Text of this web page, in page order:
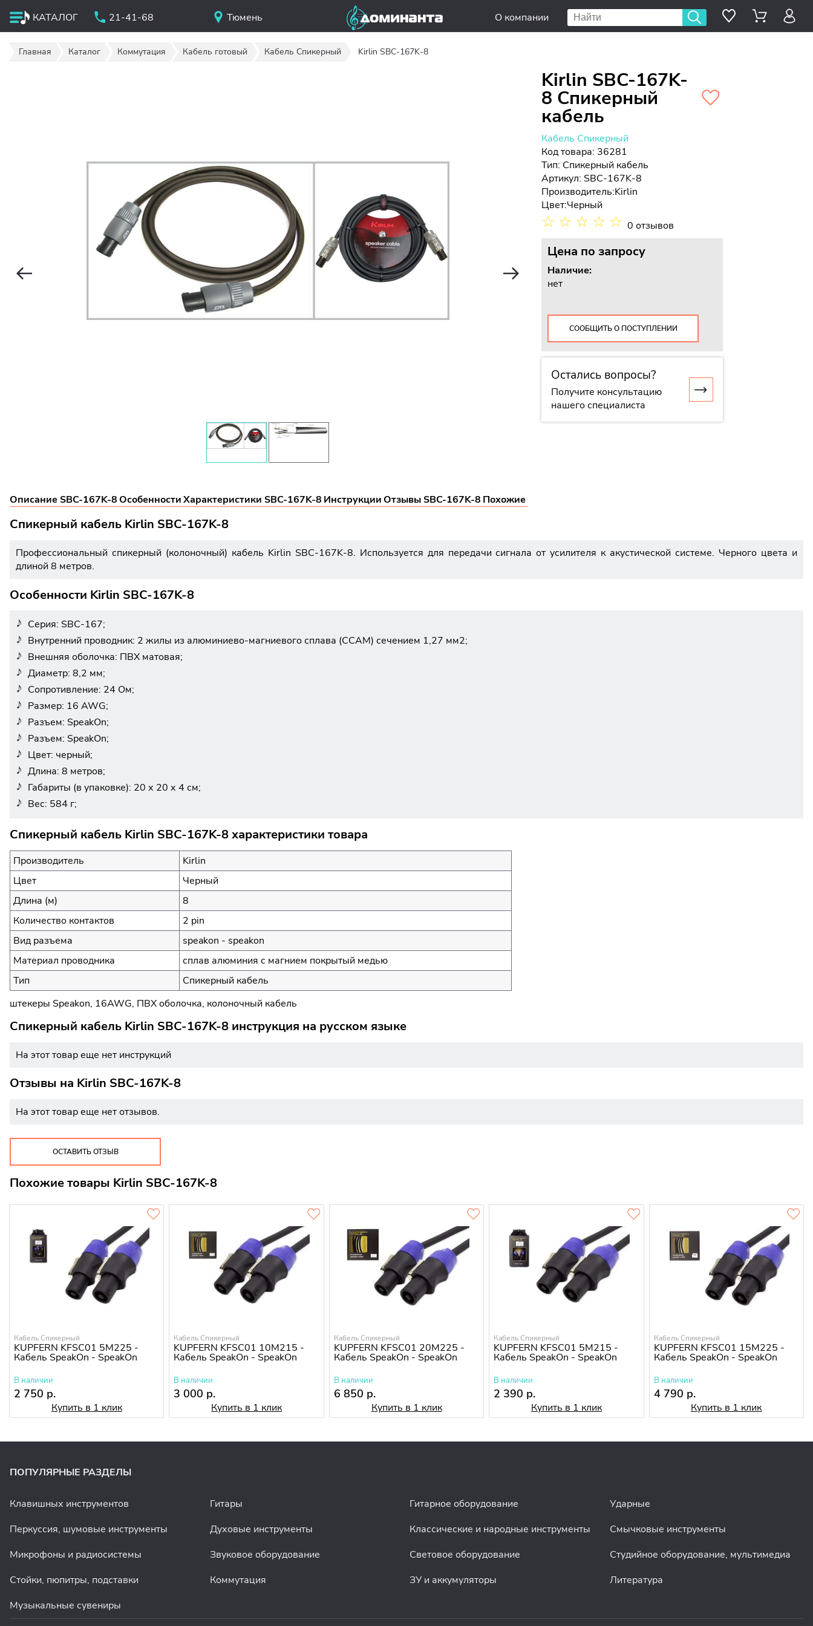
КАТАЛОГ 21-41-68 Тюмень О компании
Главная Каталог Коммутация Кабель готовый Кабель Спикерный Kirlin SBC-167K-8
Kirlin SBC-167K-
8 Спикерный
кабель
Кабель Спикерный
Код товара: 36281
Тип: Спикерный кабель
Артикул: SBC-167K-8
Производитель:Kirlin
Цвет:Черный
☆ ☆ ☆ ☆ ☆ 0 отзывов
Цена по запросу
Наличие:
нет
СООБЩИТЬ О ПОСТУПЛЕНИИ
Остались вопросы?
Получите консультацию
нашего специалиста
Описание SBC-167K-8ОсобенностиХарактеристики SBC-167K-8 ИнструкцииОтзывы SBC-167K-8 Похожие
Спикерный кабель Kirlin SBC-167K-8
Профессиональный спикерный (колоночный) кабель Kirlin SBC-167K-8. Используется для передачи сигнала от усилителя к акустической системе. Черного цвета и
длиной 8 метров.
Особенности Kirlin SBC-167K-8
Серия: SBC-167;
Внутренний проводник: 2 жилы из алюминиево-магниевого сплава (CCAM) сечением 1,27 мм2;
Внешняя оболочка: ПВХ матовая;
Диаметр: 8,2 мм;
Сопротивление: 24 Ом;
Размер: 16 AWG;
Разъем: SpeakOn;
Разъем: SpeakOn;
Цвет: черный;
Длина: 8 метров;
Габариты (в упаковке): 20 х 20 х 4 см;
Вес: 584 г;
Спикерный кабель Kirlin SBC-167K-8 характеристики товара
Производитель
Kirlin
Цвет
Черный
Длина (м)
8
Количество контактов
2 pin
Вид разъема
speakon - speakon
Материал проводника
сплав алюминия с магнием покрытый медью
Тип
Спикерный кабель
штекеры Speakon, 16AWG, ПВХ оболочка, колоночный кабель
Спикерный кабель Kirlin SBC-167K-8 инструкция на русском языке
На этот товар еще нет инструкций
Отзывы на Kirlin SBC-167K-8
На этот товар еще нет отзывов.
ОСТАВИТЬ ОТЗЫВ
Похожие товары Kirlin SBC-167K-8
Кабель Спикерный
KUPFERN KFSC01 5M225 -
Кабель SpeakOn - SpeakOn
В наличии
2 750 р.
Купить в 1 клик
Кабель Спикерный
KUPFERN KFSC01 10M215 -
Кабель SpeakOn - SpeakOn
В наличии
3 000 р.
Купить в 1 клик
Кабель Спикерный
KUPFERN KFSC01 20M225 -
Кабель SpeakOn - SpeakOn
В наличии
6 850 р.
Купить в 1 клик
Кабель Спикерный
KUPFERN KFSC01 5M215 -
Кабель SpeakOn - SpeakOn
В наличии
2 390 р.
Купить в 1 клик
Кабель Спикерный
KUPFERN KFSC01 15M225 -
Кабель SpeakOn - SpeakOn
В наличии
4 790 р.
Купить в 1 клик
ПОПУЛЯРНЫЕ РАЗДЕЛЫ
Клавишных инструментов Гитары Гитарное оборудование
Ударные
Перкуссия, шумовые инструменты
Духовые инструменты Классические и народные инструменты
Смычковые инструменты
Микрофоны и радиосистемы
Звуковое оборудование Световое оборудование
Студийное оборудование, мультимедиа
Стойки, пюпитры, подставки
Коммутация ЗУ и аккумуляторы
Литература
Музыкальные сувениры